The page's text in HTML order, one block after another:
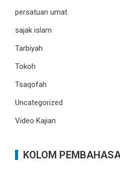
persatuan umat
sajak islam
Tarbiyah
Tokoh
Tsaqofah
Uncategorized
Video Kajian
KOLOM